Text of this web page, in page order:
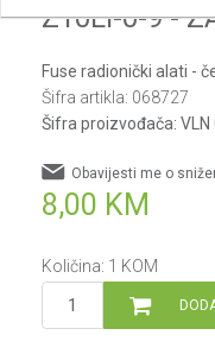
Z10LI-0-9 -
Fuse radionički alati -
Šifra artikla: 068727
Šifra proizvođača: VLN
8,00 KM
Obavijesti me o
Količina: 1 KOM